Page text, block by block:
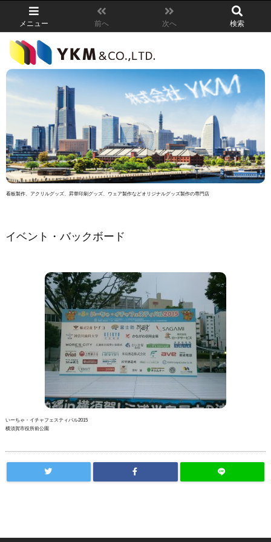
メニュー 前へ 次へ 検索
看板製作、アクリルグッズ、昇華印刷グッズ、ウェア製作などオリジナルグッズ製作の専門店
イベント・バックボード
いーちゃ・イチャフェスティバル2015
横須賀市役所前公園